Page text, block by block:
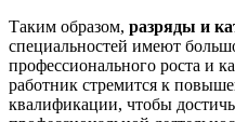
Таким образом, разряды и
специальностей имеют
профессионального роста и
работник стремится к
квалификации, чтобы